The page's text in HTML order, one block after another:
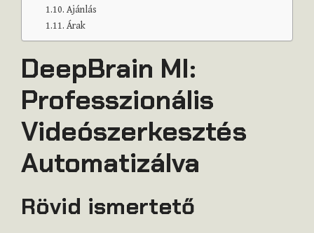
Ajánlás
Árak
DeepBrain MI:
Professzionális
Videószerkesztés
Automatizálva
Rövid ismertető